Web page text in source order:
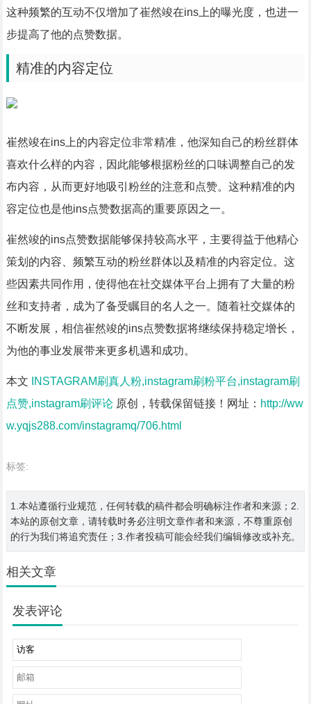
这种频繁的互动不仅增加了崔然竣在ins上的曝光度，也进一
步提高了他的点赞数据。
精准的内容定位
崔然竣在ins上的内容定位非常精准，他深知自己的粉丝群体
喜欢什么样的内容，因此能够根据粉丝的口味调整自己的发
布内容，从而更好地吸引粉丝的注意和点赞。这种精准的内
容定位也是他ins点赞数据高的重要原因之一。
崔然竣的ins点赞数据能够保持较高水平，主要得益于他精心
策划的内容、频繁互动的粉丝群体以及精准的内容定位。这
些因素共同作用，使得他在社交媒体平台上拥有了大量的粉
丝和支持者，成为了备受瞩目的名人之一。随着社交媒体的
不断发展，相信崔然竣的ins点赞数据将继续保持稳定增长，
为他的事业发展带来更多机遇和成功。
本文
INSTAGRAM刷真人粉,instagram刷粉平台,instagram刷
点赞,instagram刷评论原创，转载保留链接！网址： http://ww
w.yqjs288.com/instagramq/706.html
标签:
1.本站遵循行业规范，任何转载的稿件都会明确标注作者和来源；2.
本站的原创文章，请转载时务必注明文章作者和来源，不尊重原创
的行为我们将追究责任；3.作者投稿可能会经我们编辑修改或补充。
相关文章
发表评论